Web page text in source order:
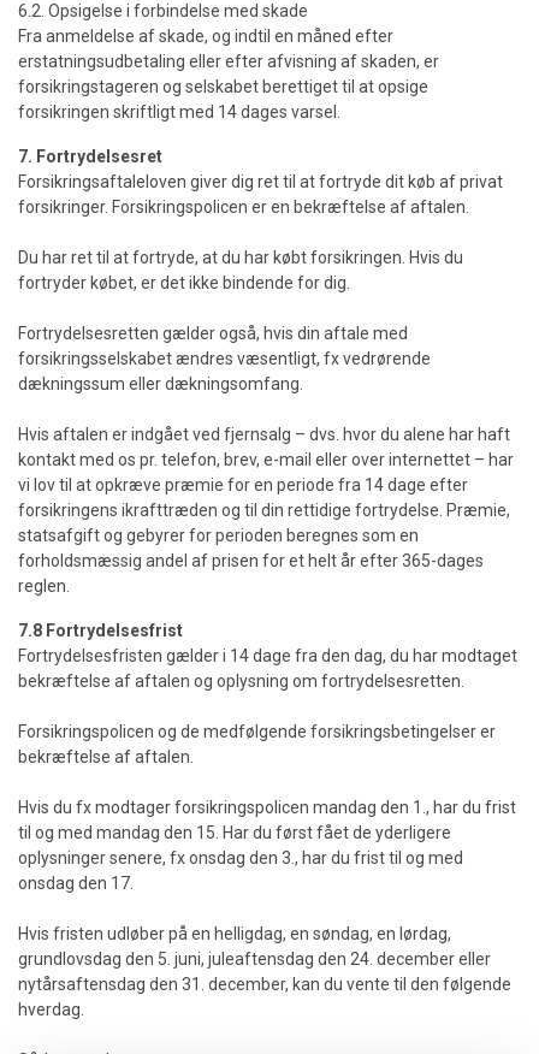
6.2. Opsigelse i forbindelse med skade
Fra anmeldelse af skade, og indtil en måned efter
erstatningsudbetaling eller efter afvisning af skaden, er
forsikringstageren og selskabet berettiget til at opsige
forsikringen skriftligt med 14 dages varsel.
7. Fortrydelsesret
Forsikringsaftaleloven giver dig ret til at fortryde dit køb af privat
forsikringer. Forsikringspolicen er en bekræftelse af aftalen.
Du har ret til at fortryde, at du har købt forsikringen. Hvis du
fortryder købet, er det ikke bindende for dig.
Fortrydelsesretten gælder også, hvis din aftale med
forsikringsselskabet ændres væsentligt, fx vedrørende
dækningssum eller dækningsomfang.
Hvis aftalen er indgået ved fjernsalg – dvs. hvor du alene har haft
kontakt med os pr. telefon, brev, e-mail eller over internettet – har
vi lov til at opkræve præmie for en periode fra 14 dage efter
forsikringens ikrafttræden og til din rettidige fortrydelse. Præmie,
statsafgift og gebyrer for perioden beregnes som en
forholdsmæssig andel af prisen for et helt år efter 365-dages
reglen.
7.8 Fortrydelsesfrist
Fortrydelsesfristen gælder i 14 dage fra den dag, du har modtaget
bekræftelse af aftalen og oplysning om fortrydelsesretten.
Forsikringspolicen og de medfølgende forsikringsbetingelser er
bekræftelse af aftalen.
Hvis du fx modtager forsikringspolicen mandag den 1., har du frist
til og med mandag den 15. Har du først fået de yderligere
oplysninger senere, fx onsdag den 3., har du frist til og med
onsdag den 17.
Hvis fristen udløber på en helligdag, en søndag, en lørdag,
grundlovsdag den 5. juni, juleaftensdag den 24. december eller
nytårsaftensdag den 31. december, kan du vente til den følgende
hverdag.